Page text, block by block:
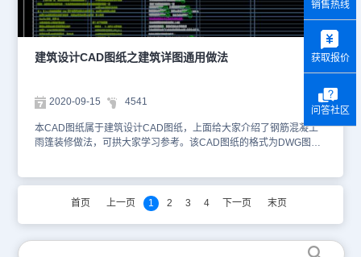
建筑设计CAD图纸之建筑详图通用做法
2020-09-15 4541
本CAD图纸属于建筑设计CAD图纸，上面给大家介绍了钢筋混凝土
雨篷装修做法，可拱大家学习参考。该CAD图纸的格式为DWG图纸
件进行图纸操作。以下为您截图了该CAD图纸的相关预览图。本
CAD图纸作为学习资料参考，请勿用于商业用途。
首页 上一页 1 2 3 4 下一页 末页
销售热线
获取报价
问答社区